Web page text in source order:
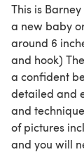
This is
a new baby
around 6
and hook)
a confident
detailed and
and
of pictures
and you will